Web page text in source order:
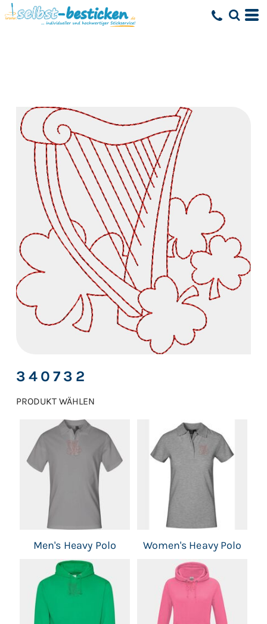
340732
PRODUKT WÄHLEN
Men's Heavy Polo Women's Heavy Polo